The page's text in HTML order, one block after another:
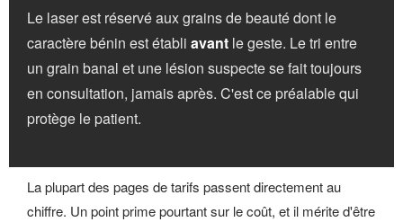
Le laser est réservé aux grains de beauté dont le
caractère bénin est établi avant le geste. Le tri entre
un grain banal et une lésion suspecte se fait toujours
en consultation, jamais après. C'est ce préalable qui
protège le patient.
La plupart des pages de tarifs passent directement au
chiffre. Un point prime pourtant sur le coût, et il mérite d'être